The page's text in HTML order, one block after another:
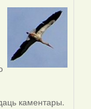
каментары.